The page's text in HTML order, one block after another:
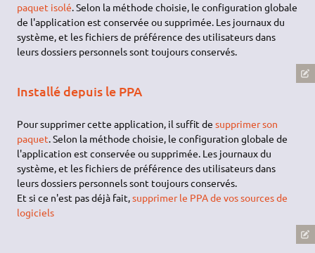
paquet isolé. Selon la méthode choisie, le configuration globale
de l'application est conservée ou supprimée. Les journaux du
système, et les fichiers de préférence des utilisateurs dans
leurs dossiers personnels sont toujours conservés.
Installé depuis le PPA
Pour supprimer cette application, il suffit desupprimer son
paquet. Selon la méthode choisie, le configuration globale de
l'application est conservée ou supprimée. Les journaux du
système, et les fichiers de préférence des utilisateurs dans
leurs dossiers personnels sont toujours conservés.
Et si ce n'est pas déjà fait,supprimer le PPA de vos sources de
logiciels